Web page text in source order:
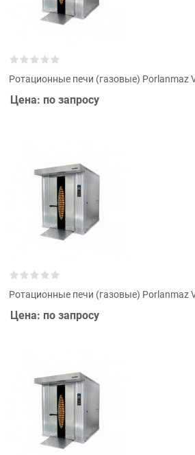
Ротационные печи (газовые) Porlanmaz
Цена: по запросу
Ротационные печи (газовые) Porlanmaz
Цена: по запросу